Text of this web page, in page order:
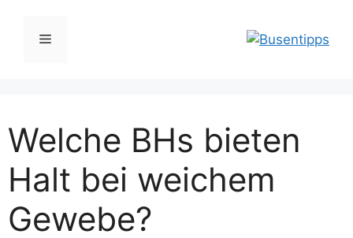
springen
Menü
Welche BHs bieten
Halt bei weichem
Gewebe?